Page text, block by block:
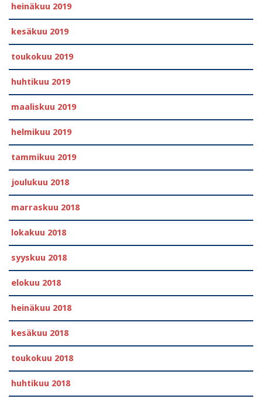
heinäkuu 2019
kesäkuu 2019
toukokuu 2019
huhtikuu 2019
maaliskuu 2019
helmikuu 2019
tammikuu 2019
joulukuu 2018
marraskuu 2018
lokakuu 2018
syyskuu 2018
elokuu 2018
heinäkuu 2018
kesäkuu 2018
toukokuu 2018
huhtikuu 2018